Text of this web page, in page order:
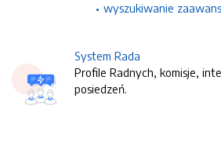
wyszukiwanie
System Rada
Profile Radnych, komisje,
posiedzeń.